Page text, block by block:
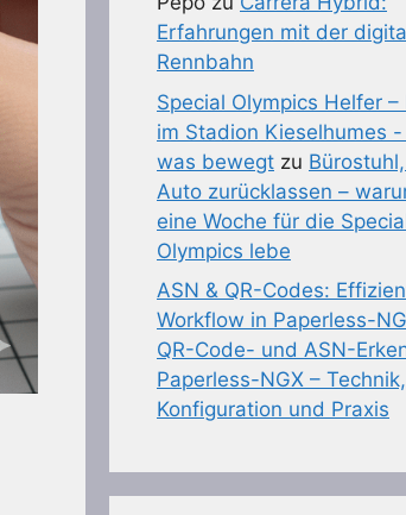
Erfahrungen mit der
Rennbahn
Special Olympics Helfer –
im Stadion Kieselhumes -
was bewegt zu
Auto zurücklassen –
eine Woche für die
Olympics lebe
ASN & QR-Codes:
Workflow in Paperless-
QR-Code- und ASN-
Paperless-NGX – Technik,
Konfiguration und Praxis